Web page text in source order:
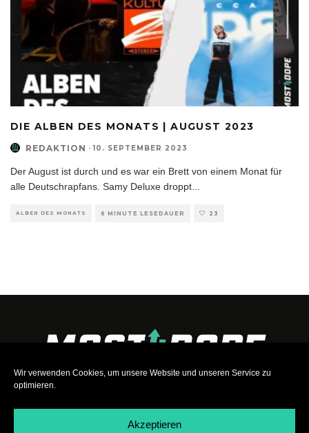
Wir verwenden Cookies, um unsere Website und unseren Service zu
optimieren.
Akzeptieren
DIE ALBEN DES MONATS | AUGUST 2023
REDAKTION · 10. SEPTEMBER 2023
Der August ist durch und es war ein Brett von einem Monat für
alle Deutschrapfans. Samy Deluxe droppt
ALBEN DES MONATS 6 MINUTE LESEDAUER 23